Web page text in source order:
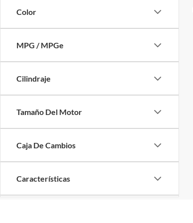
Color
MPG / MPGe
Cilindraje
Tamaño Del Motor
Caja De Cambios
Características